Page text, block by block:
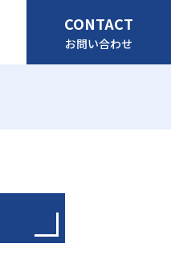
CONTACT
お問い合わせ